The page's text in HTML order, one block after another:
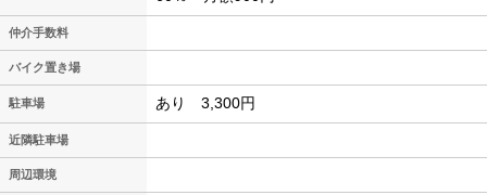
仲介手数料
バイク置き場
駐車場 あり 3,300円
近隣駐車場
周辺環境